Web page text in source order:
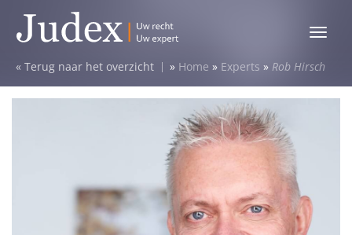
Toggle
Terug naar het overzicht
» Home » Experts » Rob Hirsch